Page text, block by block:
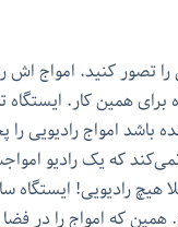
را تصور کنید. امواج
همین کار. ایستگاه
باشد امواج رادیویی
که یک رادیو
هیچ رادیویی!
همین که امواج را در